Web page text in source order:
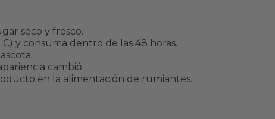
seco y fresco.
y consuma dentro de las 48 horas.
cambió.
en la alimentación de rumiantes.